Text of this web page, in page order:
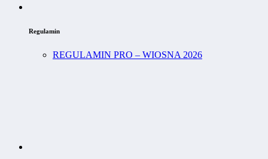
Regulamin
REGULAMIN PRO – WIOSNA 2026